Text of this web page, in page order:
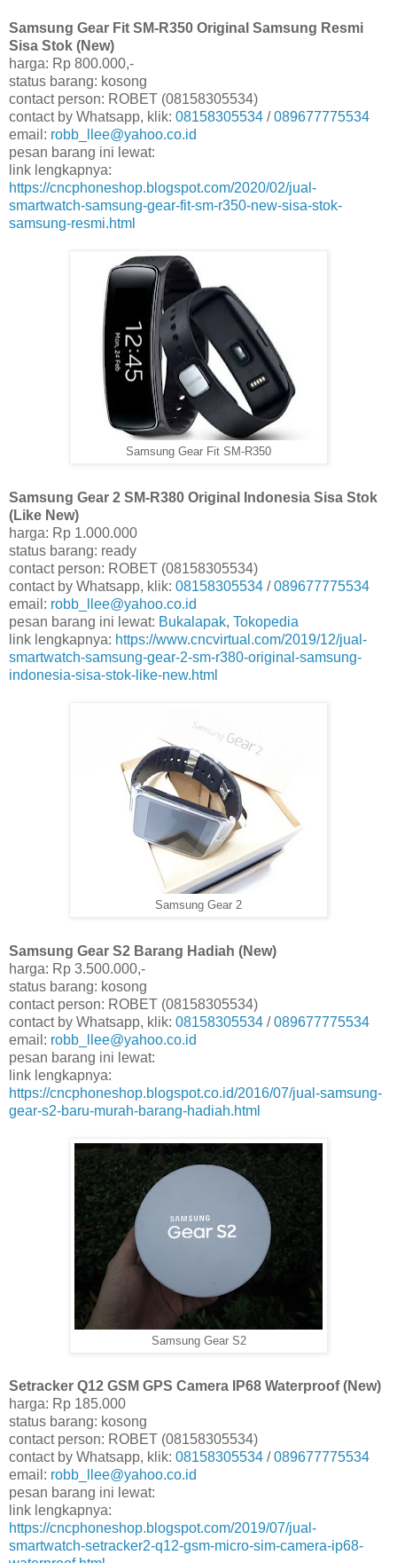
Samsung Gear Fit SM-R350 Original Samsung Resmi
Sisa Stok (New)
harga: Rp 800.000,-
status barang: kosong
contact person: ROBET (08158305534)
contact by Whatsapp, klik: 08158305534 /089677775534
email: robb_llee@yahoo.co.id
pesan barang ini lewat:
link lengkapnya:
https://cncphoneshop.blogspot.com/2020/02/jual-
smartwatch-samsung-gear-fit-sm-r350-new-sisa-stok-
samsung-resmi.html
Samsung Gear Fit SM-R350
Samsung Gear 2 SM-R380 Original Indonesia Sisa Stok
(Like New)
harga: Rp 1.000.000
status barang: ready
contact person: ROBET (08158305534)
contact by Whatsapp, klik: 08158305534 /089677775534
email: robb_llee@yahoo.co.id
pesan barang ini lewat: Bukalapak, Tokopedia
link lengkapnya: https://www.cncvirtual.com/2019/12/jual-
smartwatch-samsung-gear-2-sm-r380-original-samsung-
indonesia-sisa-stok-like-new.html
Samsung Gear 2
Samsung Gear S2 Barang Hadiah (New)
harga: Rp 3.500.000,-
status barang: kosong
contact person: ROBET (08158305534)
contact by Whatsapp, klik: 08158305534 /089677775534
email: robb_llee@yahoo.co.id
pesan barang ini lewat:
link lengkapnya:
https://cncphoneshop.blogspot.co.id/2016/07/jual-samsung-
gear-s2-baru-murah-barang-hadiah.html
Samsung Gear S2
Setracker Q12 GSM GPS Camera IP68 Waterproof (New)
harga: Rp 185.000
status barang: kosong
contact person: ROBET (08158305534)
contact by Whatsapp, klik: 08158305534 /089677775534
email: robb_llee@yahoo.co.id
pesan barang ini lewat:
link lengkapnya:
https://cncphoneshop.blogspot.com/2019/07/jual-
smartwatch-setracker2-q12-gsm-micro-sim-camera-ip68-